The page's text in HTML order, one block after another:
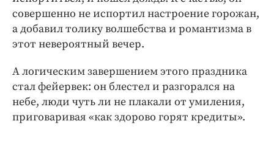
совершенно не испортил настроение горожан,
а добавил толику волшебства и романтизма в
этот невероятный вечер.
А логическим завершением этого праздника
стал фейервек: он блестел и разгорался на
небе, люди чуть ли не плакали от умиления,
приговаривая «как здорово горят кредиты».